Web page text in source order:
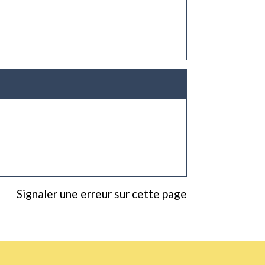
Signaler une erreur sur cette page